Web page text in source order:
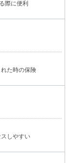
際に便利
た時の保険
しやすい